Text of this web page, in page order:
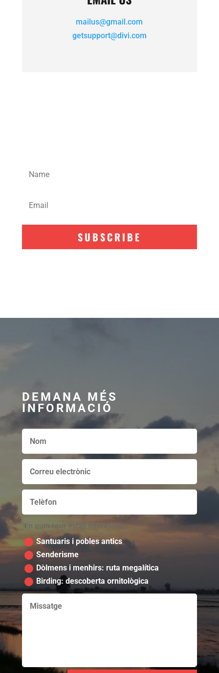
mailus@gmail.com
getsupport@divi.com
SUBSCRIBE
DEMANA MÉS
INFORMACIÓ
En quin tour estàs interessat?
Santuaris i pobles antics
Senderisme
Dòlmens i menhirs: ruta megalítica
Birding: descoberta ornitològica